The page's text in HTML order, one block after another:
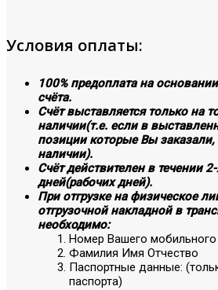
Условия оплаты:
100% предоплата на
счёта.
Счёт выставляется только на
наличии(т.е. если в
позиции которые Вы заказали,
наличии).
Счёт действителен в течении
дней(рабочих дней).
При отгрузке на физическое
отгрузочной накладной в
необходимо:
Номер Вашего
Фамилия Имя Отчество
Паспортные данные:
паспорта)